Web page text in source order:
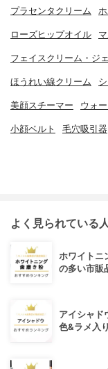
プラセンタクリーム
ローズヒップオイル
フェイスクリーム・ジ
ほうれい線クリーム
美顔スチーマー ウォ
小顔ベルト 毛穴吸引器
よく見られている
ホワイトニ
の多い市販
アイシャド
色&ラメ入